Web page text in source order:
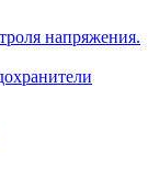
напряжения.